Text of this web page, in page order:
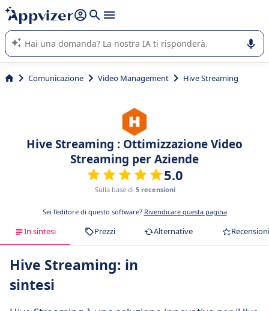
righe con
shift + enter
L'IA di Appvizer vi guida nell'utilizzo o nella scelta di un
software SaaS per la vostra azienda.
Comunicazione Video Management Hive Streaming
Hive Streaming : Ottimizzazione Video
Streaming per Aziende
5.0
Sulla base di 5 recensioni
Sei l'editore di questo software? Rivendicare questa pagina
In sintesi Prezzi Alternative Recensioni
Hive Streaming: in
sintesi